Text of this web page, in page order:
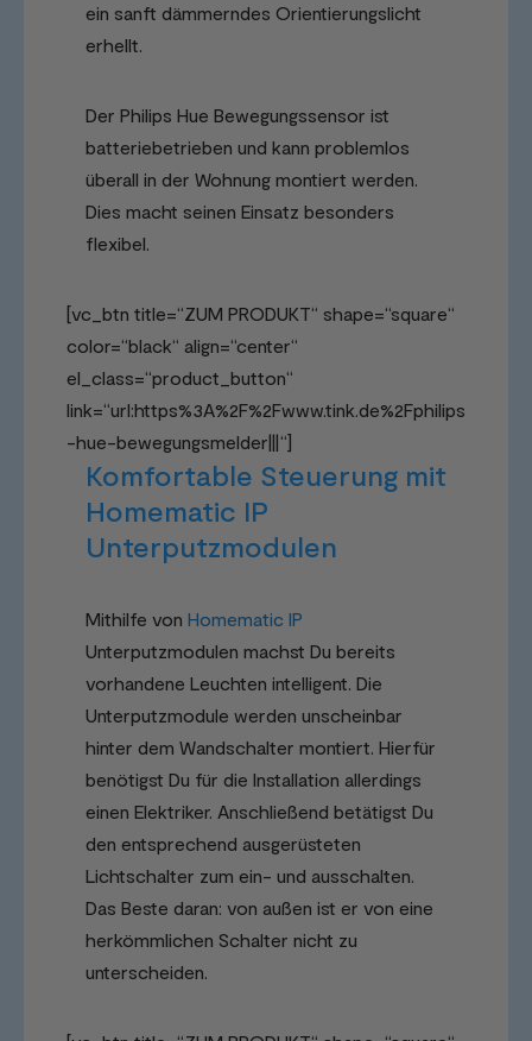
ein sanft dämmerndes Orientierungslicht
erhellt.
Der Philips Hue Bewegungssensor ist
batteriebetrieben und kann problemlos
überall in der Wohnung montiert werden.
Dies macht seinen Einsatz besonders
flexibel.
[vc_btn title=“ZUM PRODUKT“ shape=“square“
color=“black“ align=“center“
el_class=“product_button“
link=“url:https%3A%2F%2Fwww.tink.de%2Fphilips
-hue-bewegungsmelder|||“]
Komfortable Steuerung mit
Homematic IP
Unterputzmodulen
Mithilfe von Homematic IP
Unterputzmodulen machst Du bereits
vorhandene Leuchten intelligent. Die
Unterputzmodule werden unscheinbar
hinter dem Wandschalter montiert. Hierfür
benötigst Du für die Installation allerdings
einen Elektriker. Anschließend betätigst Du
den entsprechend ausgerüsteten
Lichtschalter zum ein- und ausschalten.
Das Beste daran: von außen ist er von eine
herkömmlichen Schalter nicht zu
unterscheiden.